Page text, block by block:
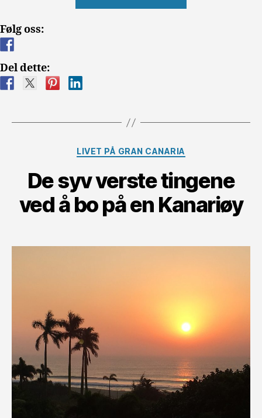
Følg oss:
Del dette:
Kategorier
LIVET PÅ GRAN CANARIA
De syv verste tingene
ved å bo på en Kanariøy